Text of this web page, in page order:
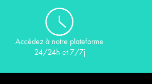
Accédez à notre plateforme
24/24h et 7/7j